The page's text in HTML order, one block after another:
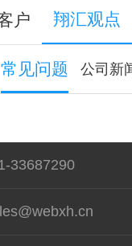
户 翔汇观点
常见问题 公司新
33687290